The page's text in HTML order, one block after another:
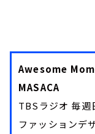
Awesome
MASACA
TBSラジオ 毎週
ファッションデ